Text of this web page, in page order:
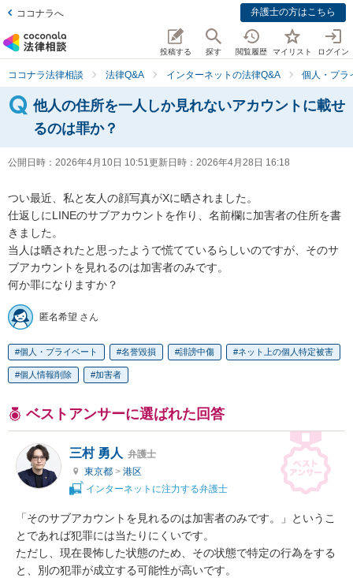
ココナラへ 弁護士の方はこちら
投稿する 探す 閲覧履歴 マイリスト ログイン
ココナラ法律相談 法律Q&A インターネットの法律Q&A 個人・プラ
他人の住所を一人しか見れないアカウントに載せ
るのは罪か？
公開日時： 2026年4月10日 10:51更新日時： 2026年4月28日 16:18
つい最近、私と友人の顔写真がXに晒されました。
仕返しにLINEのサブアカウントを作り、名前欄に加害者の住所を書
きました。
当人は晒されたと思ったようで慌てているらしいのですが、そのサ
ブアカウントを見れるのは加害者のみです。
何か罪になりますか？
匿名希望 さん
個人・プライベート 名誉毀損 誹謗中傷 ネット上の個人特定被害
個人情報削除 加害者
ベストアンサーに選ばれた回答
三村 勇人 弁護士
東京都 > 港区
インターネットに注力する弁護士
「そのサブアカウントを見れるのは加害者のみです。」というこ
とであれば犯罪には当たりにくいです。
ただし、現在畏怖した状態のため、その状態で特定の行為をする
と、別の犯罪が成立する可能性が高いです。